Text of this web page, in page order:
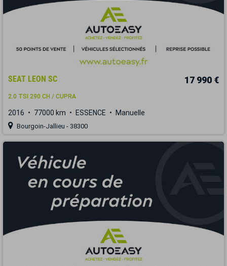
SEAT LEON SC 17 990 €
2.0 TSI 290 CH / CUPRA
2016 77000 km ESSENCE Manuelle
Bourgoin-Jallieu - 38300